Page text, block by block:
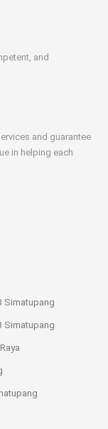
and
and guarantee
in helping each
Simatupang
Simatupang